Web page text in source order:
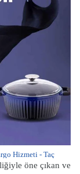
Hizmeti - Taç
öne çıkan ve